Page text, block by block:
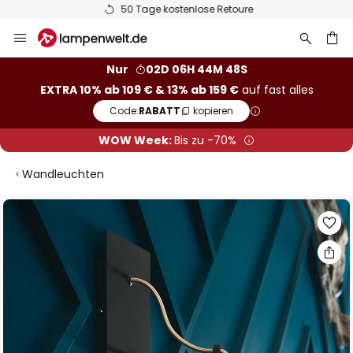
50 Tage kostenlose Retoure
Inhalt
Nur
02D 06H 44M 48S
EXTRA 10% ab 109 € & 13% ab 159 €auf fast alles
Code:RABATT kopieren
WOW Week:Bis zu -70%
Wandleuchten
Zum
Bildgalerie